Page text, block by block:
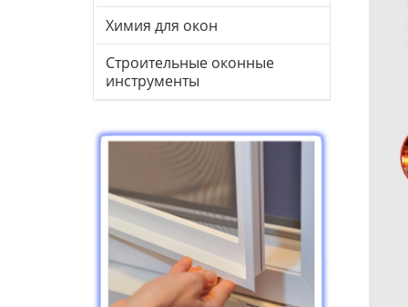
Химия для окон
Строительные оконные
инструменты